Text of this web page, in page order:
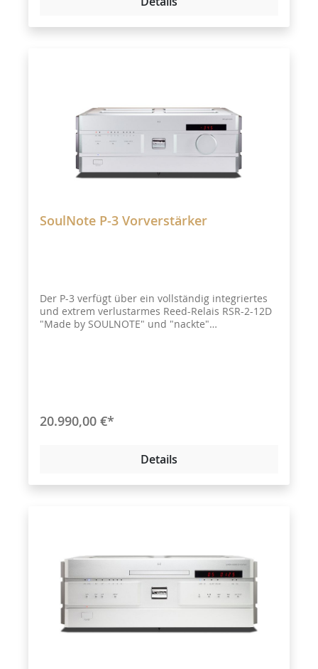
SoulNote P-3 Vorverstärker
Der P-3 verfügt über ein vollständig integriertes
und extrem verlustarmes Reed-Relais RSR-2-12D
"Made by SOULNOTE" und "nackte"
20.990,00 €*
Details